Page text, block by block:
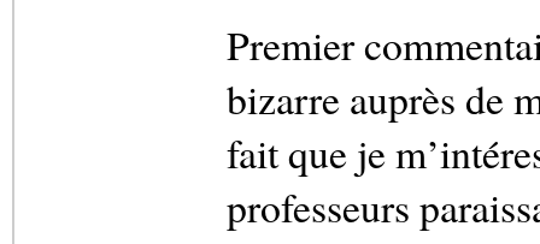
Premier
bizarre auprès de
fait que je
professeurs